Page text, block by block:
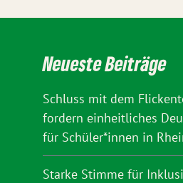
Neueste Beiträge
Schluss mit dem
fordern einheitliches
für Schüler*innen in
Starke Stimme für